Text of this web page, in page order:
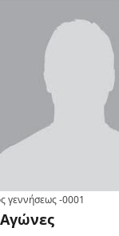
γεννήσεως-0001
Αγώνες